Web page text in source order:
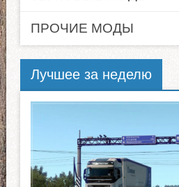
ПРОЧИЕ МОДЫ
Лучшее за неделю